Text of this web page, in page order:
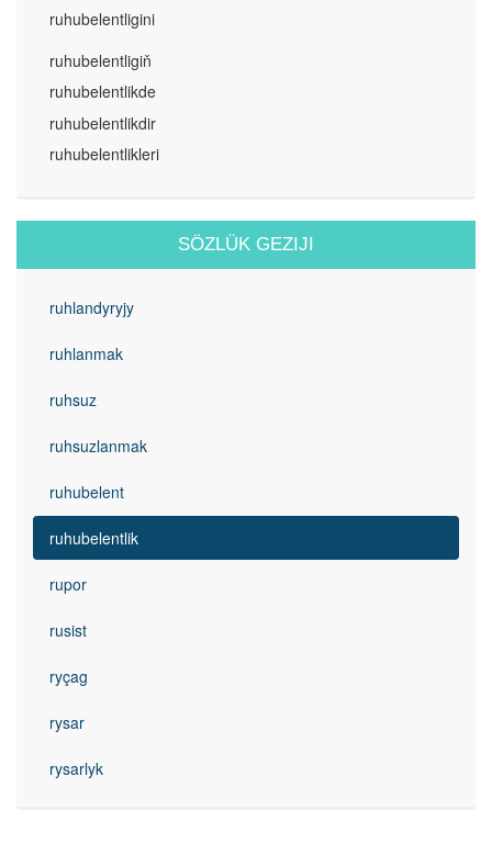
ruhubelentligini
ruhubelentligiň
ruhubelentlikde
ruhubelentlikdir
ruhubelentlikleri
SÖZLÜK GEZIJI
ruhlandyryjy
ruhlanmak
ruhsuz
ruhsuzlanmak
ruhubelent
ruhubelentlik
rupor
rusist
ryçag
rysar
rysarlyk